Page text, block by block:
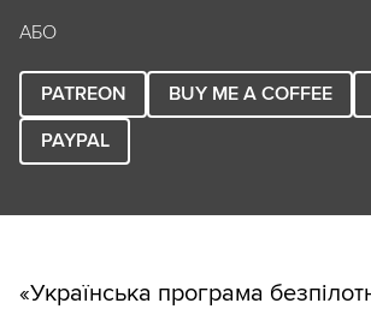
АБО
PATREON BUY ME A COFFEE
PAYPAL
«Українська програма